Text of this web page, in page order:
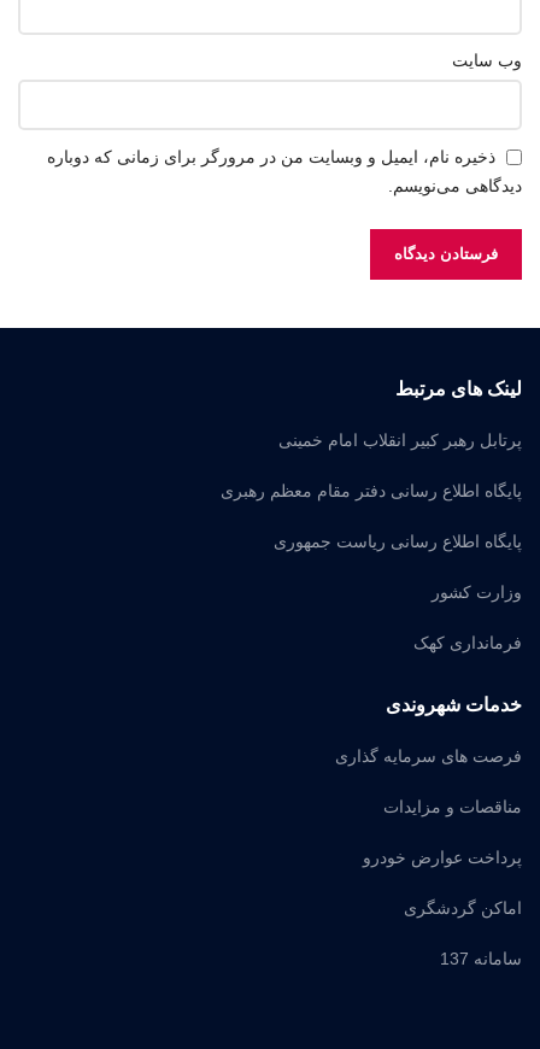
وب‌ سایت
ذخیره نام، ایمیل و وبسایت من در مرورگر برای زمانی که دوباره
دیدگاهی می‌نویسم.
لینک های مرتبط
پرتابل رهبر کبیر انقلاب امام خمینی
پایگاه اطلاع رسانی دفتر مقام معظم رهبری
پایگاه اطلاع رسانی ریاست جمهوری
وزارت کشور
فرمانداری کهک
خدمات شهروندی
فرصت های سرمایه گذاری
مناقصات و مزایدات
پرداخت عوارض خودرو
اماکن گردشگری
سامانه 137